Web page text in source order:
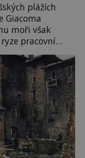
plážích
Giacoma
moři však
pracovní
Casanova
uličkami
kontaktoval
oblasti žádným
[…]